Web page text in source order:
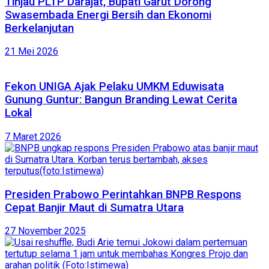
Swasembada Energi Bersih dan Ekonomi
Berkelanjutan
21 Mei 2026
Fekon UNIGA Ajak Pelaku UMKM Eduwisata
Gunung Guntur: Bangun Branding Lewat Cerita
Lokal
7 Maret 2026
Presiden Prabowo Perintahkan BNPB Respons
Cepat Banjir Maut di Sumatra Utara
27 November 2025